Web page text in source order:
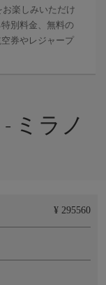
楽しみいただけ
別料金、無料の
券やレジャープ
ミラノ
¥ 295560